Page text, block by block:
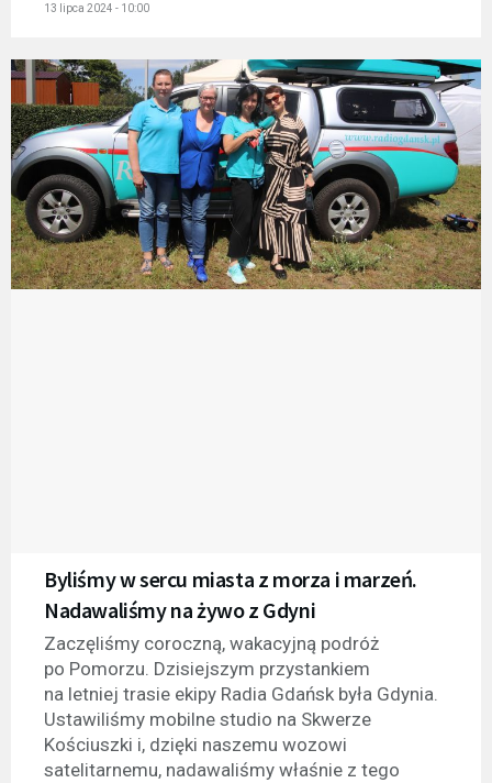
13 lipca 2024 - 10:00
Byliśmy w sercu miasta z morza i marzeń.
Nadawaliśmy na żywo z Gdyni
Zaczęliśmy coroczną, wakacyjną podróż
po Pomorzu. Dzisiejszym przystankiem
na letniej trasie ekipy Radia Gdańsk była Gdynia.
Ustawiliśmy mobilne studio na Skwerze
Kościuszki i, dzięki naszemu wozowi
satelitarnemu, nadawaliśmy właśnie z tego